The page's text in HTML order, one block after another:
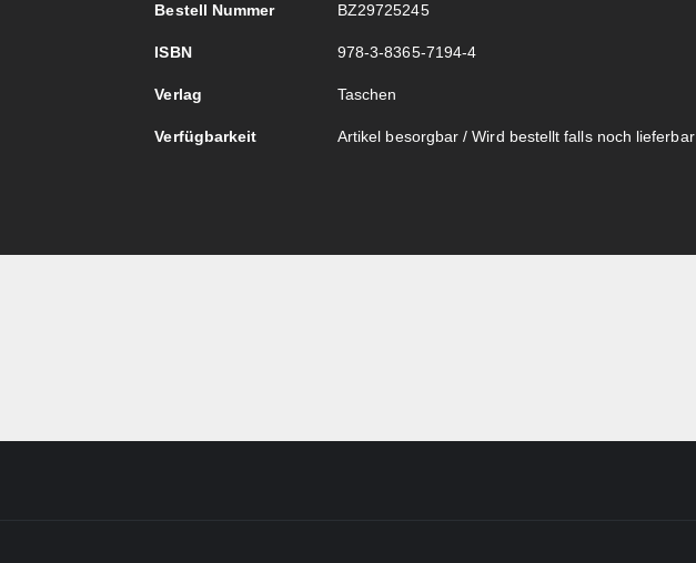
Bestell Nummer BZ29725245
ISBN 978-3-8365-7194-4
Verlag Taschen
Verfügbarkeit Artikel besorgbar / Wird bestellt falls noch lieferbar